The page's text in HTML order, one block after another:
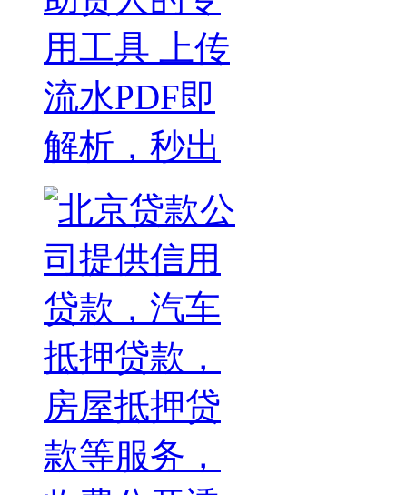
用工具 上传
流水PDF即
解析，秒出